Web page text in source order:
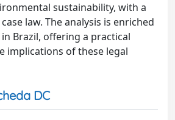
sustainability, with a
law. The analysis is enriched
Brazil, offering a practical
implications of these legal
DC